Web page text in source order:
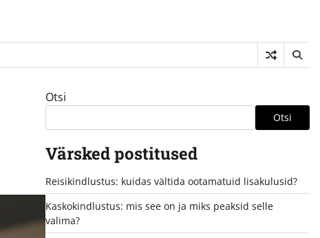
Otsi
Otsi
Värsked postitused
Reisikindlustus: kuidas vältida ootamatuid lisakulusid?
Kaskokindlustus: mis see on ja miks peaksid selle
valima?